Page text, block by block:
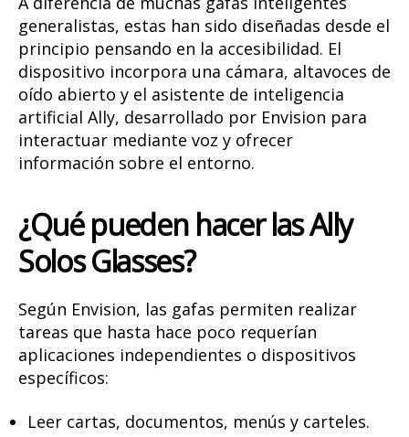
generalistas, estas han sido diseñadas desde el
principio pensando en la accesibilidad. El
dispositivo incorpora una cámara, altavoces de
oído abierto y el asistente de inteligencia
artificial Ally, desarrollado por Envision para
interactuar mediante voz y ofrecer
información sobre el entorno.
¿Qué pueden hacer las Ally
Solos Glasses?
Según Envision, las gafas permiten realizar
tareas que hasta hace poco requerían
aplicaciones independientes o dispositivos
específicos:
Leer cartas, documentos, menús y carteles.